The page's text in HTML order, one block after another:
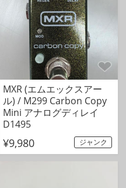
MXR (エムエックスアー
ル) / M299 Carbon Copy
Mini アナログディレイ
D1495
¥9,980 ジャンク